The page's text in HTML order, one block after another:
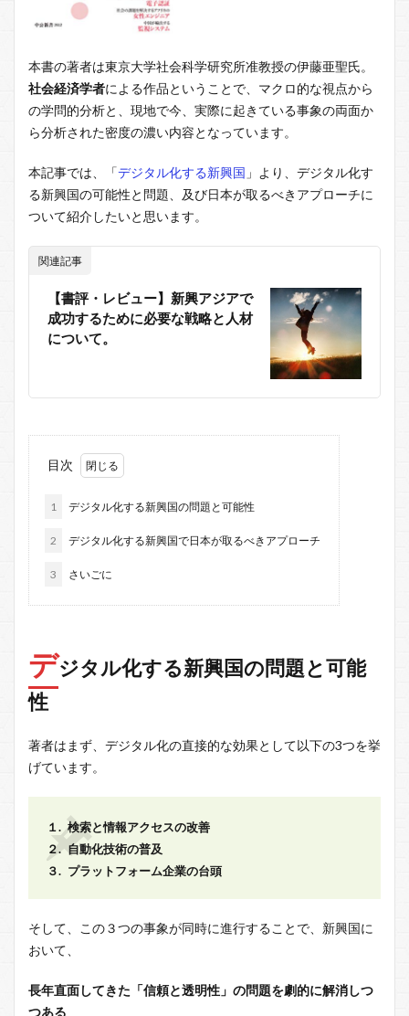
本書の著者は東京大学社会科学研究所准教授の伊藤亜聖氏。
社会経済学者による作品ということで、マクロ的な視点から
の学問的分析と、現地で今、実際に起きている事象の両面か
ら分析された密度の濃い内容となっています。
本記事では、「デジタル化する新興国 」より、デジタル化す
る新興国の可能性と問題、及び日本が取るべきアプローチに
ついて紹介したいと思います。
関連記事
【書評・レビュー】新興アジアで
成功するために必要な戦略と人材
について。
目次
1 デジタル化する新興国の問題と可能性
2 デジタル化する新興国で日本が取るべきアプローチ
3 さいごに
デジタル化する新興国の問題と可能
性
著者はまず、デジタル化の直接的な効果として以下の3つを挙
げています。
１. 検索と情報アクセスの改善
２. 自動化技術の普及
３. プラットフォーム企業の台頭
そして、この３つの事象が同時に進行することで、新興国に
おいて、
長年直面してきた「信頼と透明性」の問題を劇的に解消しつ
つある